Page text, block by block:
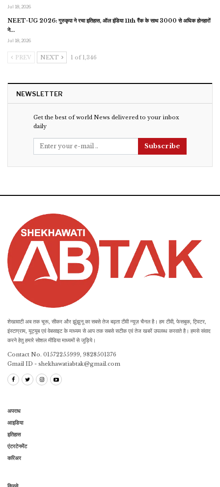
Jul 18, 2026
NEET-UG 2026: गुरुकृपा ने रचा इतिहास, ऑल इंडिया 11th रैंक के साथ 3000 से अधिक होनहारों
ने…
Jul 18, 2026
PREV NEXT 1 of 1,346
NEWSLETTER
Get the best of world News delivered to your inbox
daily
Subscribe
शेखावाटी अब तक चूरू, सीकर और झुंझुनू का सबसे तेज बढ़ता टीवी न्यूज़ चैनल है। हम टीवी, फेसबुक, ट्विटर,
इंस्टाग्राम, यूट्यूब एवं वेबसाइट के माध्यम से आप तक सबसे सटीक एवं तेज खबरें उपलब्ध करवाते है। हमसे संवाद
करने हेतु हमारे सोशल मीडिया माध्यमों से जुड़िये।
Contact No. 01572255999, 9828501376
Gmail ID - shekhawatiabtak@gmail.com
अपराध
आइडिया
इतिहास
एंटरटेनमेंट
करिअर